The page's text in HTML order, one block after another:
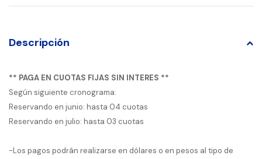
Descripción
** PAGA EN CUOTAS FIJAS SIN INTERES **
Según siguiente cronograma:
Reservando en junio: hasta 04 cuotas
Reservando en julio: hasta 03 cuotas
-Los pagos podrán realizarse en dólares o en pesos al tipo de